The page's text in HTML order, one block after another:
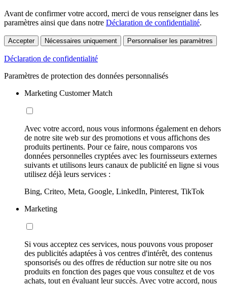
Avant de confirmer votre accord, merci de vous renseigner dans les
paramètres ainsi que dans notre Déclaration de confidentialité.
Accepter Nécessaires uniquement Personnaliser les paramètres
Déclaration de confidentialité
Paramètres de protection des données personnalisés
Marketing Customer Match
Avec votre accord, nous vous informons également en dehors
de notre site web sur des promotions et vous affichons des
produits pertinents. Pour ce faire, nous comparons vos
données personnelles cryptées avec les fournisseurs externes
suivants et utilisons leurs canaux de publicité en ligne si vous
utilisez déjà leurs services :
Bing, Criteo, Meta, Google, LinkedIn, Pinterest, TikTok
Marketing
Si vous acceptez ces services, nous pouvons vous proposer
des publicités adaptées à vos centres d'intérêt, des contenus
sponsorisés ou des offres de réduction sur notre site ou nos
produits en fonction des pages que vous consultez et de vos
achats, tout en évaluant leur succès. Avec votre accord, nous